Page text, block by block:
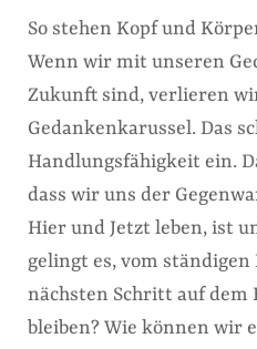
So stehen Kopf und
Wenn wir mit unseren
Zukunft sind, verlieren
Gedankenkarussel. Das
Handlungsfähigkeit ein.
dass wir uns der
Hier und Jetzt leben, ist
gelingt es, vom ständigen
nächsten Schritt auf dem
bleiben? Wie können wir